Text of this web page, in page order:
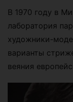
В 1970 году в
лаборатория
художники-
варианты
веяния